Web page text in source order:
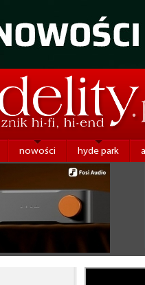
nowości hyde park